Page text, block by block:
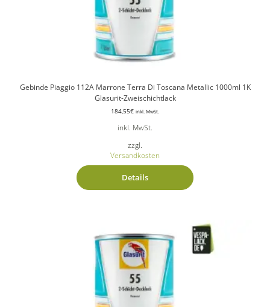
Gebinde Piaggio 112A Marrone Terra Di Toscana Metallic 1000ml 1K
Glasurit-Zweischichtlack
184,55€ inkl. MwSt.
inkl. MwSt.
zzgl.
Versandkosten
Details